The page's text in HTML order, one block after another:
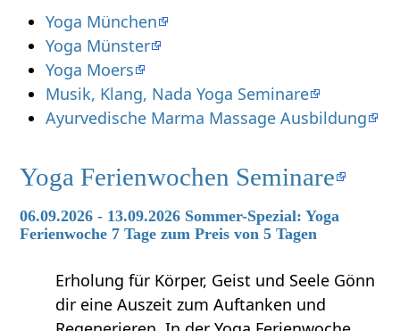
Yoga München
Yoga Münster
Yoga Moers
Musik, Klang, Nada Yoga Seminare
Ayurvedische Marma Massage Ausbildung
Yoga Ferienwochen Seminare
06.09.2026 - 13.09.2026 Sommer-Spezial: Yoga
Ferienwoche 7 Tage zum Preis von 5 Tagen
Erholung für Körper, Geist und Seele Gönn
dir eine Auszeit zum Auftanken und